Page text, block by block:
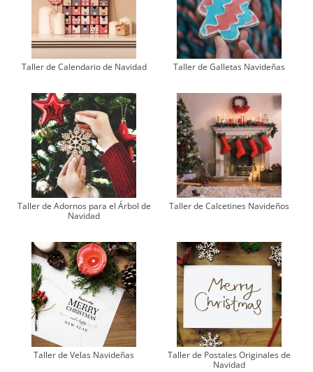
Taller de Calendario de Navidad Taller de Galletas Navideñas
Taller de Adornos para el Árbol de
Navidad
Taller de Calcetines Navideños
Taller de Velas Navideñas
Taller de Postales Originales de
Navidad